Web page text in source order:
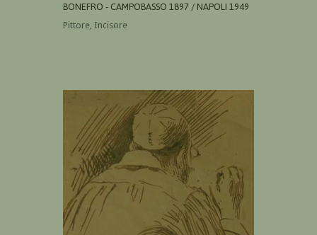
BONEFRO - CAMPOBASSO 1897 / NAPOLI 1949
Pittore, Incisore